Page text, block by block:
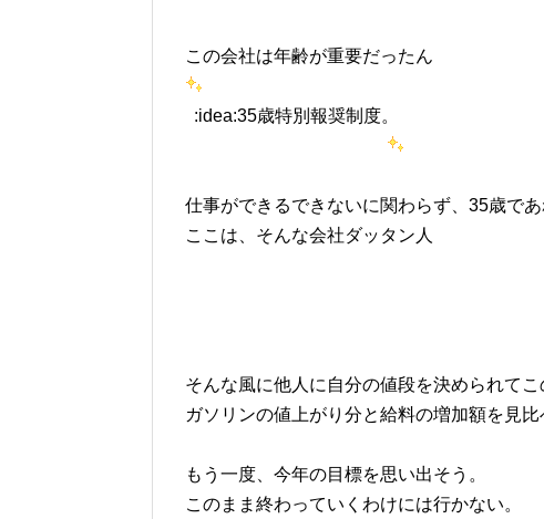
この会社は年齢が重要だったん
:idea:35歳特別報奨制度。
仕事ができるできないに関わらず、35歳で
ここは、そんな会社ダッタン人
そんな風に他人に自分の値段を決められて
ガソリンの値上がり分と給料の増加額を見比
もう一度、今年の目標を思い出そう。
このまま終わっていくわけには行かない。